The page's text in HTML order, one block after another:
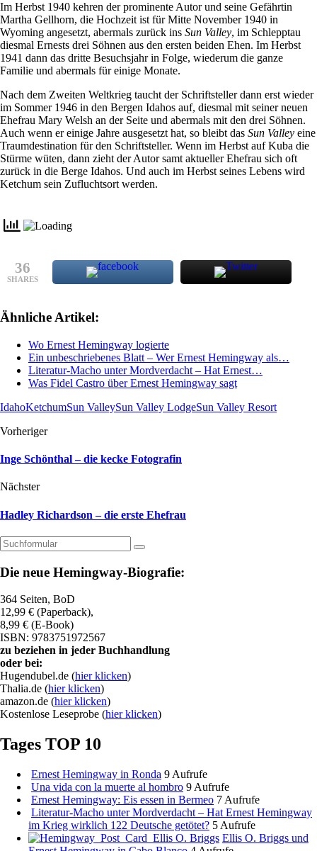
Im Herbst 1940 kehren der prominente Autor und seine Gefährtin
Martha Gellhorn, die Hochzeit ist für Mitte November 1940 in
Wyoming angesetzt, abermals zurück ins Sun Valley, im Schlepptau
diesmal Ernests drei Söhnen aus den ersten beiden Ehen. Im Herbst
1941 dann das dritte Besuchsjahr in Folge, wiederum die ganze
Familie und abermals für einige Monate.
Nach dem Zweiten Weltkrieg taucht der Schriftsteller dann erst wieder
im Sommer 1946 in den Bergen Idahos auf, diesmal mit seiner neuen
Ehefrau Mary Welsh an der Seite und abermals mit den drei Söhnen.
Auch wenn er einige Jahre ausgesetzt hat, so bleibt das Sun Valley eine
Traumdestination für den Schriftsteller. Wenn im Herbst auf Kuba die
Stürme wüten, dann zieht der Autor samt aktueller Ehefrau sich oft
zurück in die Berge Idahos. Und auch im Herbst seines Lebens wird
Ketchum sein Zufluchtsort werden.
36
SHARES
Ähnliche Artikel:
Wo Ernest Hemingway logierte
Ein unbeschriebenes Blatt – Wer Ernest Hemingway als…
Literatur-Macho unter Mordverdacht – Hat Ernest…
Was Fidel Castro über Ernest Hemingway sagt
IdahoKetchumSun ValleySun Valley LodgeSun Valley Resort
Vorheriger
Inge Schönthal – die kecke Fotografin
Nächster
Hadley Richardson – die erste Ehefrau
Suchen
Die neue Hemingway-Biografie:
364 Seiten, BoD
12,99 € (Paperback),
8,99 € (E-Book)
ISBN: 9783751972567
zu beziehen in jeder Buchhandlung
oder bei:
Hugendubel.de (hier klicken)
Thalia.de (hier klicken)
amazon.de (hier klicken)
Kostenlose Leseprobe (hier klicken)
Tages TOP 10
Ernest Hemingway in Ronda 9 Aufrufe
Una vida con la muerte al hombro 9 Aufrufe
Ernest Hemingway: Eis essen in Bermeo 7 Aufrufe
Literatur-Macho unter Mordverdacht – Hat Ernest Hemingway
im Krieg wirklich 122 Deutsche getötet? 5 Aufrufe
Ellis O. Briggs und